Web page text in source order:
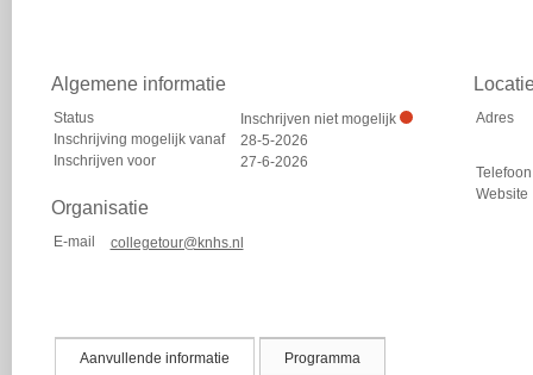
Algemene informatie
Status
Inschrijven niet mogelijk
Inschrijving mogelijk vanaf
28-5-2026
Inschrijven voor
27-6-2026
Organisatie
E-mail collegetour@knhs.nl
Adres
Telefoon
Website
Aanvullende informatie Programma